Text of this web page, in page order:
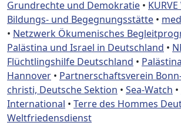
Grundrechte und Demokratie •
Bildungs- und Begegnungsstätte •
• Netzwerk Ökumenisches
Palästina und Israel in Deutschland •
Flüchtlingshilfe Deutschland •
Hannover • Partnerschaftsverein
christi, Deutsche Sektion • Sea-Watch •
International • Terre des Hommes
Weltfriedensdienst